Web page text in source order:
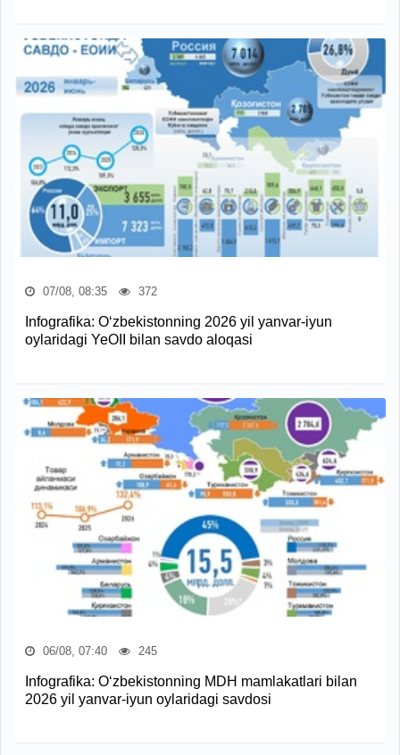
07/08, 08:35 372
Infografika: O‘zbekistonning 2026 yil yanvar-iyun
oylaridagi YeOII bilan savdo aloqasi
06/08, 07:40 245
Infografika: O‘zbekistonning MDH mamlakatlari bilan
2026 yil yanvar-iyun oylaridagi savdosi